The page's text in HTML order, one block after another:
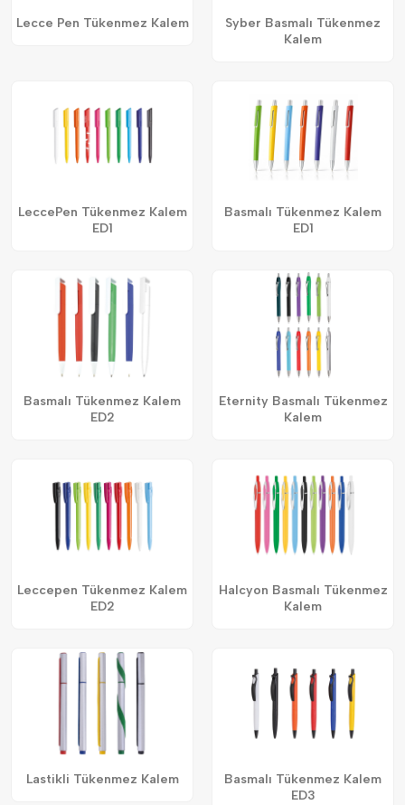
Lecce Pen Tükenmez Kalem
Syber Basmalı Tükenmez
Kalem
LeccePen Tükenmez Kalem
ED1
Basmalı Tükenmez Kalem
ED1
Basmalı Tükenmez Kalem
ED2
Eternity Basmalı Tükenmez
Kalem
Leccepen Tükenmez Kalem
ED2
Halcyon Basmalı Tükenmez
Kalem
Lastikli Tükenmez Kalem
Basmalı Tükenmez Kalem
ED3